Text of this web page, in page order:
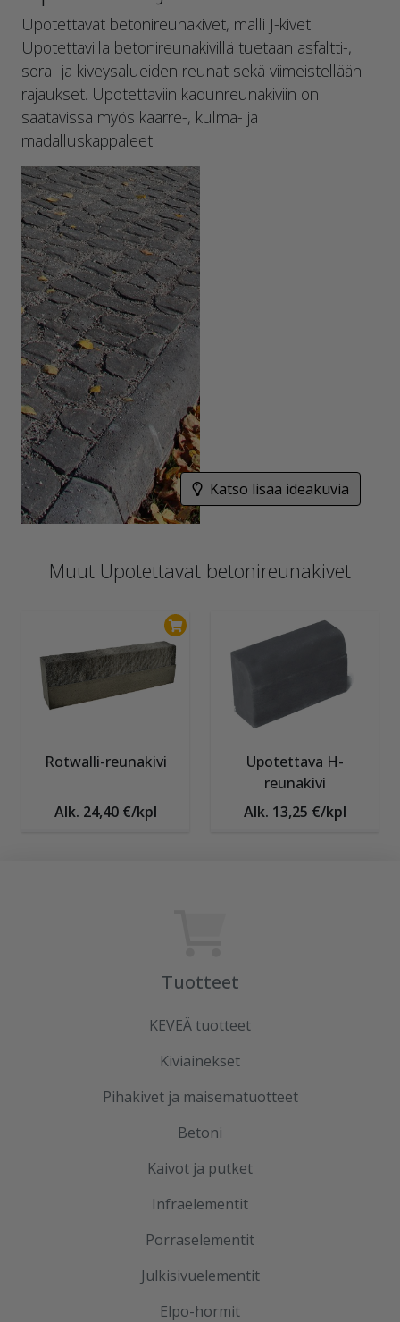
Upotettavat betonireunakivet, malli J-kivet.
Upotettavilla betonireunakivillä tuetaan asfaltti-,
sora- ja kiveysalueiden reunat sekä viimeistellään
rajaukset. Upotettaviin kadunreunakiviin on
saatavissa myös kaarre-, kulma- ja
madalluskappaleet.
Katso lisää ideakuvia
Muut Upotettavat betonireunakivet
Rotwalli-reunakivi
Alk. 24,40 €/kpl
Upotettava H-
reunakivi
Alk. 13,25 €/kpl
Tuotteet
KEVEÄ tuotteet
Kiviainekset
Pihakivet ja maisematuotteet
Betoni
Kaivot ja putket
Infraelementit
Porraselementit
Julkisivuelementit
Elpo-hormit